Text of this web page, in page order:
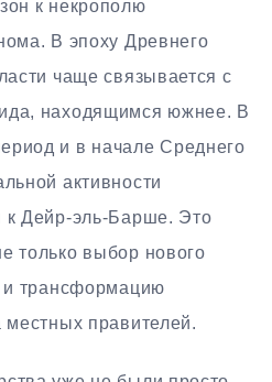
к некрополю
В эпоху Древнего
чаще связывается с
находящимся южнее. В
и в начале Среднего
активности
к Дейр-эль-Барше. Это
только выбор нового
и трансформацию
местных правителей.